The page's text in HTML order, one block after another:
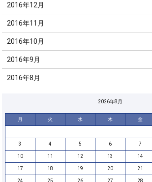
2016年12月
2016年11月
2016年10月
2016年9月
2016年8月
2026年8月
月 火 水 木 金
3 4 5 6 7
10 11 12 13 14
17 18 19 20 21
24 25 26 27 28